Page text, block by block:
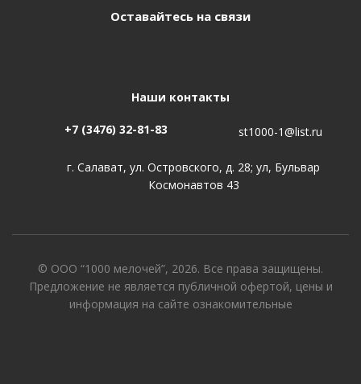
Оставайтесь на связи
Наши контакты
+7 (3476) 32-81-83 st1000-1@list.ru
г. Салават, ул. Островского, д. 28; ул, Бульвар
Космонавтов 43
© ООО “1000 мелочей”, 2026. Все права защищены.
Предложение не является публичной офертой, цены и
информация на сайте ознакомительные